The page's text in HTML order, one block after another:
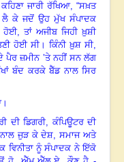
ਜਾਰੀ ਰੱਖਿਆ, “ਸਖ਼ਤ
ਲੈ ਕੇ ਜਦੋਂ ਉਹ ਮੁੱਖ ਸੰਪਾਦਕ
ਹੋਈ,ਤਾਂ ਅਜੀਬ ਜਿਹੀ ਖ਼ੁਸ਼ੀ
ਹੋਈ ਸੀ।ਕਿੰਨੀ ਖ਼ੁਸ਼ ਸੀ,
ਪੈਰ ਜ਼ਮੀਨ ’ਤੇ ਨਹੀਂ ਸਨ ਲੱਗ
ਬੰਦ ਕਰਕੇ ਬੈੱਡ ਨਾਲ ਸਿਰ
।
ਦੀ ਡਿਗਰੀ, ਕੰਪਿਊਟਰ ਦੀ
ਨਾਲ ਜੁੜ ਕੇ ਦੇਸ਼,ਸਮਾਜ ਅਤੇ
ਵਿਨੀਤਾ ਨੂੰ ਸੰਪਾਦਕ ਨੇ ਇੱਕੋ